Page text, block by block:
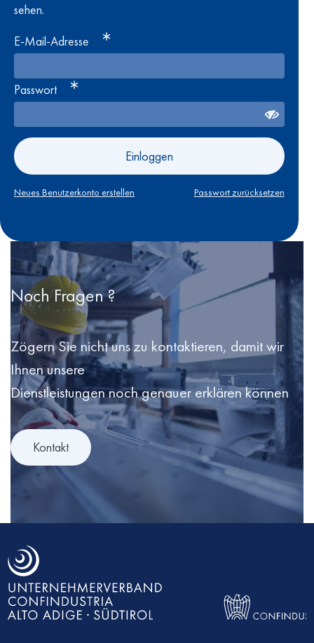
sehen.
E-Mail-Adresse
Passwort
Einloggen
Neues Benutzerkonto erstellen Passwort zurücksetzen
Noch Fragen ?
Zögern Sie nicht uns zu kontaktieren, damit wir
Ihnen unsere
Dienstleistungen noch genauer erklären können
Kontakt